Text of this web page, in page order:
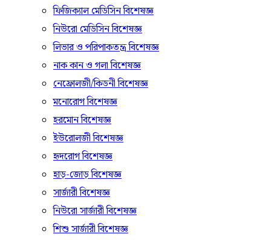
ফিজিক্যাল মেডিসিন বিশেষজ্ঞ
নিউরো মেডিসিন বিশেষজ্ঞ
লিভার ও পরিপাকতন্ত্র বিশেষজ্ঞ
নাক কান ও গলা বিশেষজ্ঞ
নেফ্রোলজী/কিডনী বিশেষজ্ঞ
মনোরোগ বিশেষজ্ঞ
হরমোন বিশেষজ্ঞ
ইউরোলজী বিশেষজ্ঞ
হৃদরোগ বিশেষজ্ঞ
হাড়-জোড় বিশেষজ্ঞ
সার্জারী বিশেষজ্ঞ
নিউরো সার্জারী বিশেষজ্ঞ
শিশু সার্জারী বিশেষজ্ঞ